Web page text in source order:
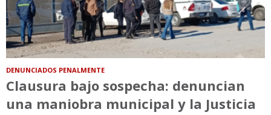
DENUNCIADOS PENALMENTE
Clausura bajo sospecha: denuncian
una maniobra municipal y la Justicia